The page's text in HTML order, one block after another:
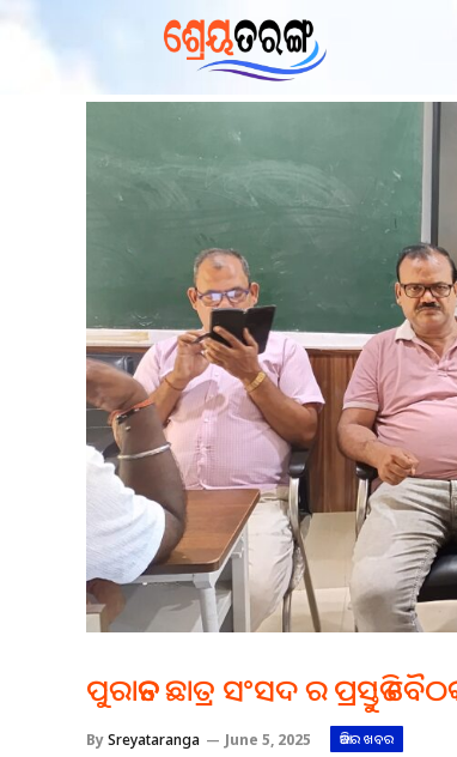
ପୁରାତନ ଛାତ୍ର ସଂସଦ ର ପ୍ରସ୍ତୁତି
BySreyataranga June 5, 2025 ଆଜିର ଖବର